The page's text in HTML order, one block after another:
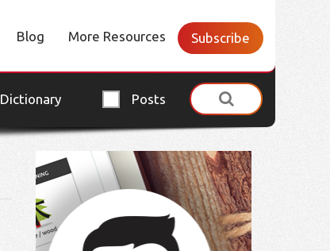
Blog More Resources Subscribe
Dictionary Posts